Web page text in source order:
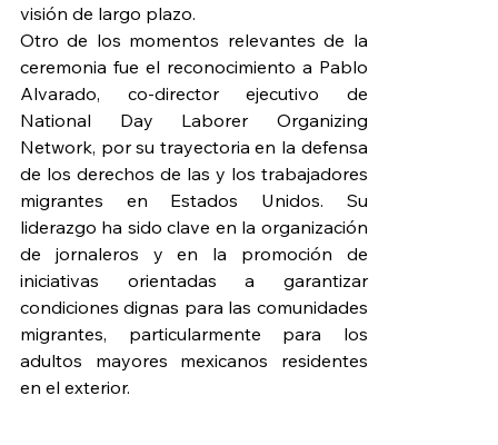
visión de largo plazo.
Otro de los momentos relevantes de la
ceremonia fue el reconocimiento a Pablo
Alvarado, co-director ejecutivo de
National Day Laborer Organizing
Network, por su trayectoria en la defensa
de los derechos de las y los trabajadores
migrantes en Estados Unidos. Su
liderazgo ha sido clave en la organización
de jornaleros y en la promoción de
iniciativas orientadas a garantizar
condiciones dignas para las comunidades
migrantes, particularmente para los
adultos mayores mexicanos residentes
en el exterior.